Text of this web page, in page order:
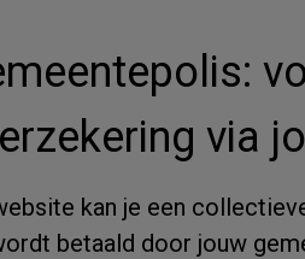
via
kan je een
betaald door jouw